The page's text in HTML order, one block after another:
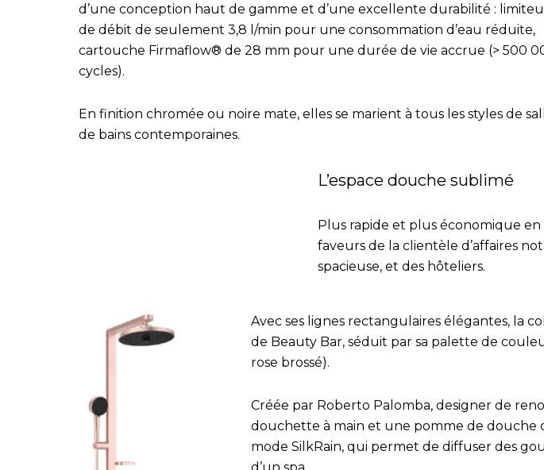
d’une conception haut de gamme et d’une excellente durabilité :
de débit de seulement 3,8 l/min pour une consommation d’eau réduite,
cartouche Firmaflow® de 28 mm pour une durée de vie accrue (> 500
cycles).
En finition chromée ou noire mate, elles se marient à tous les styles de
de bains contemporaines.
L’espace douche sublimé
Plus rapide et plus économique
faveurs de la clientèle d’affaires
spacieuse, et des hôteliers.
Avec ses lignes rectangulaires élégantes, la
de Beauty Bar, séduit par sa palette de
rose brossé).
Créée par Roberto Palomba, designer de
douchette à main et une pomme de
mode SilkRain, qui permet de diffuser des